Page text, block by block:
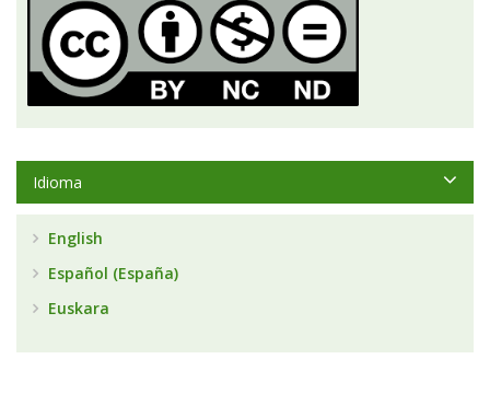
Idioma
English
Español (España)
Euskara